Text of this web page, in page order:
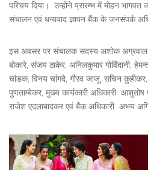
परिचय दिया। उन्होंने प्रारम्भ में मोहन भागवत
संचालन एवं धन्यवाद ज्ञापन बैंक के जनसंपर्क
इस अवसर पर संचालक सदस्य अशोक अग्रवाल,
बोकारे, संजय ठाकेर, अनिलकुमार गोविंदानी,
चांडक, विनय चांगदे, गौरव जाजू, सचिन
पुणताम्बेकर, मुख्य कार्यकारी अधिकारी आशुतोष
राजेश एदलाबादकर एवं बैंक अधिकारी अभय